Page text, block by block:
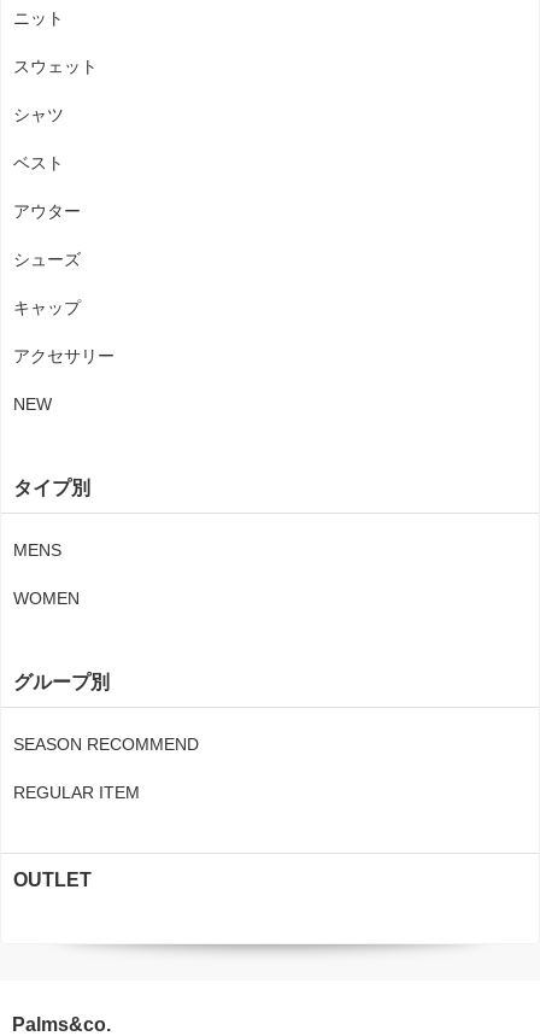
ニット
スウェット
シャツ
ベスト
アウター
シューズ
キャップ
アクセサリー
NEW
タイプ別
MENS
WOMEN
グループ別
SEASON RECOMMEND
REGULAR ITEM
OUTLET
Palms&co.